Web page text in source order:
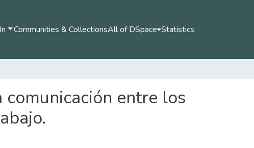
Communities & CollectionsAll of DSpace Statistics
entre los